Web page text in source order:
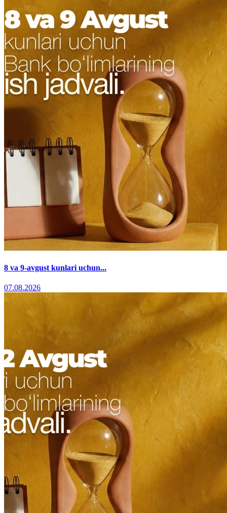
8 va 9-avgust kunlari uchun...
07.08.2026